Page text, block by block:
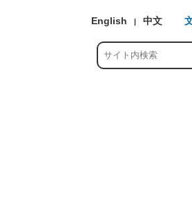
English 中文